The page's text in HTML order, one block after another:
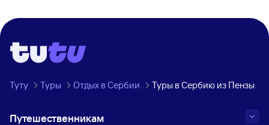
Туту Туры Отдых в Сербии Туры в Сербию из Пензы
Путешественникам